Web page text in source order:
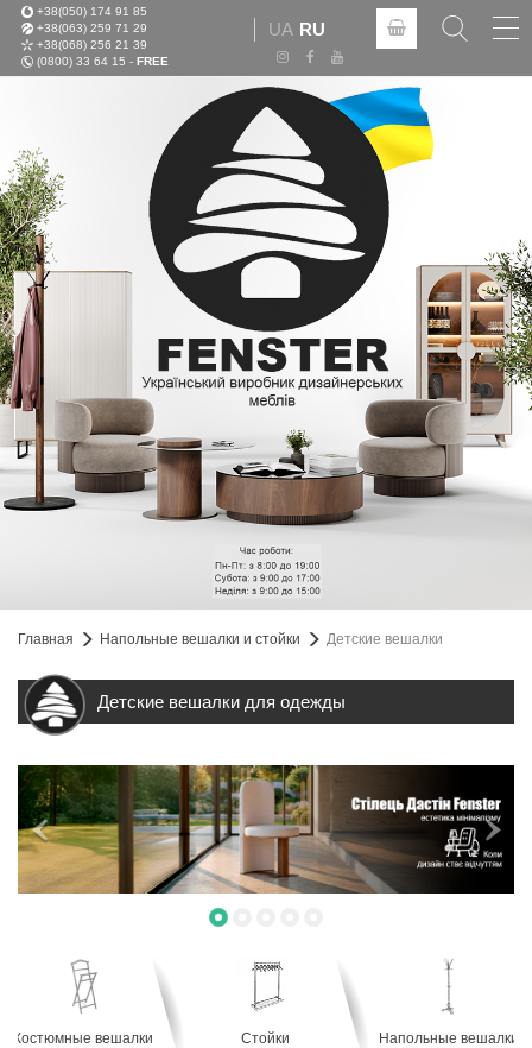
+38(050) 174 91 85
+38(063) 259 71 29
+38(068) 256 21 39
(0800) 33 64 15 - FREE
UA RU
Главная Напольные вешалки и стойки Детские вешалки
Детские вешалки для одежды
Костюмные вешалки Стойки Напольные вешалки